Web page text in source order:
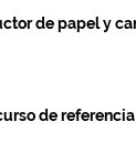
de papel y
de